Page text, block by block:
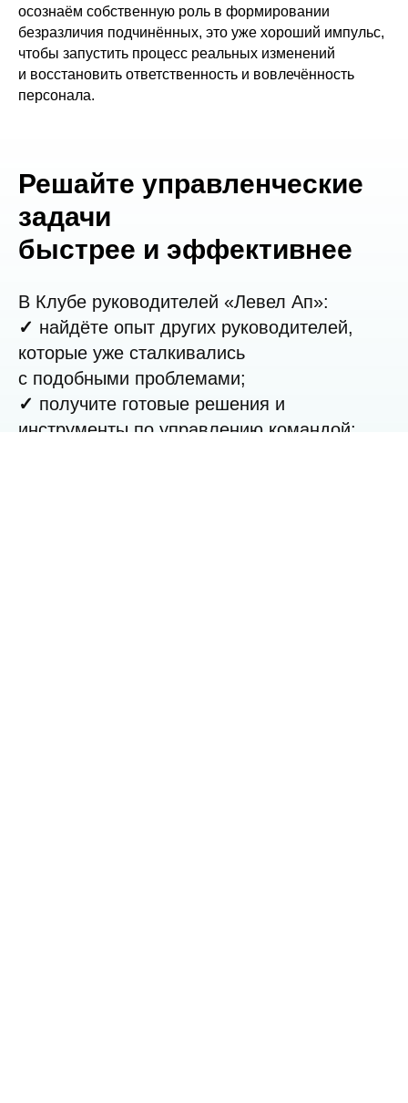
осознаём собственную роль в формировании
безразличия подчинённых, это уже хороший импульс,
чтобы запустить процесс реальных изменений
и восстановить ответственность и вовлечённость
персонала.
Решайте управленческие
задачи
быстрее и эффективнее
В Клубе руководителей «Левел Ап»:
✓ найдёте опыт других руководителей,
которые уже сталкивались
с подобными проблемами;
✓ получите готовые решения и
инструменты по управлению командой;